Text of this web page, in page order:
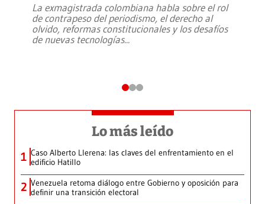
La exmagistrada colombiana habla sobre el rol
de contrapeso del periodismo, el derecho al
olvido, reformas constitucionales y los desafíos
de nuevas tecnologías...
Lo más leído
1 Caso Alberto Llerena: las claves del enfrentamiento en el
edificio Hatillo
2 Venezuela retoma diálogo entre Gobierno y oposición para
definir una transición electoral